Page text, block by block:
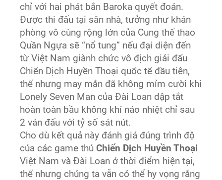
chỉ với hai phát bắn Baroka quyết đoán.
Được thi đấu tại sân nhà, tưởng như khán
phòng vô cùng rộng lớn của Cung thể thao
Quần Ngựa sẽ “nổ tung” nếu đại diện đến
từ Việt Nam giành chức vô địch giải đấu
Chiến Dịch Huyền Thoại quốc tế đầu tiên,
thế nhưng may mắn đã không mỉm cười khi
Lonely Seven Man của Đài Loan dập tắt
hoàn toàn bầu không khí náo nhiệt chỉ sau
2 ván đấu với tỷ số sát nút.
Cho dù kết quả này đánh giá đúng trình độ
của các game thủChiến Dịch Huyền Thoại
Việt Nam và Đài Loan ở thời điểm hiện tại,
thế nhưng chúng ta vẫn có thể hy vọng rằng